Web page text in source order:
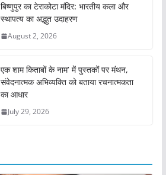
बिष्णुपुर का टेराकोटा मंदिर: भारतीय कला और
स्थापत्य का अद्भुत उदाहरण
August 2, 2026
एक शाम किताबों के नाम’ में पुस्तकों पर मंथन,
संवेदनात्मक अभिव्यक्ति को बताया रचनात्मकता
का आधार
July 29, 2026